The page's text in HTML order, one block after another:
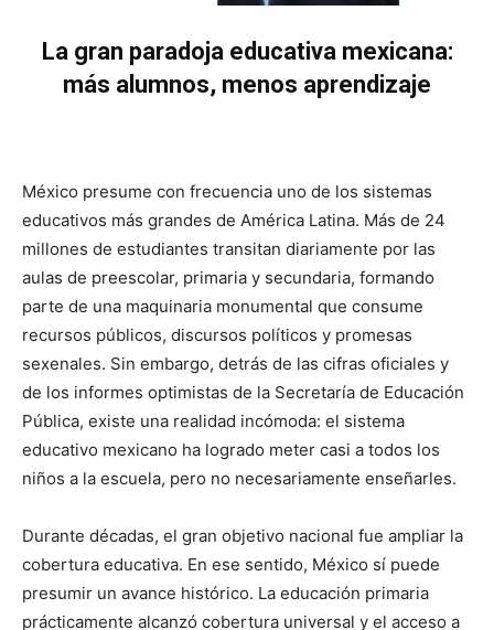
La gran paradoja educativa mexicana:
más alumnos, menos aprendizaje
México presume con frecuencia uno de los sistemas
educativos más grandes de América Latina. Más de 24
millones de estudiantes transitan diariamente por las
aulas de preescolar, primaria y secundaria, formando
parte de una maquinaria monumental que consume
recursos públicos, discursos políticos y promesas
sexenales. Sin embargo, detrás de las cifras oficiales y
de los informes optimistas de la Secretaría de Educación
Pública, existe una realidad incómoda: el sistema
educativo mexicano ha logrado meter casi a todos los
niños a la escuela, pero no necesariamente enseñarles.
Durante décadas, el gran objetivo nacional fue ampliar la
cobertura educativa. En ese sentido, México sí puede
presumir un avance histórico. La educación primaria
prácticamente alcanzó cobertura universal y el acceso a